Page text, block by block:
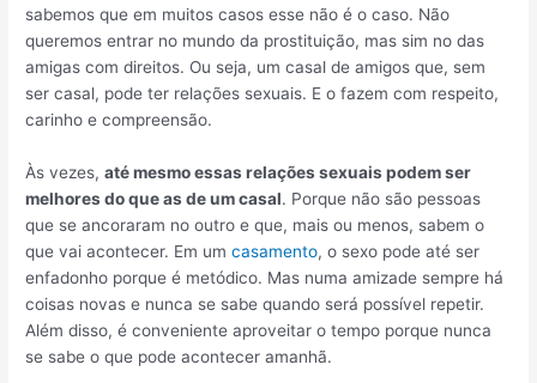
sabemos que em muitos casos esse não é o caso. Não
queremos entrar no mundo da prostituição, mas sim no das
amigas com direitos. Ou seja, um casal de amigos que, sem
ser casal, pode ter relações sexuais. E o fazem com respeito,
carinho e compreensão.
Às vezes,até mesmo essas relações sexuais podem ser
melhores do que as de um casal. Porque não são pessoas
que se ancoraram no outro e que, mais ou menos, sabem o
que vai acontecer. Em umcasamento, o sexo pode até ser
enfadonho porque é metódico. Mas numa amizade sempre há
coisas novas e nunca se sabe quando será possível repetir.
Além disso, é conveniente aproveitar o tempo porque nunca
se sabe o que pode acontecer amanhã.